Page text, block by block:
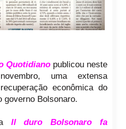
Quotidiano publicou neste
uma extensa
econômica do
governo Bolsonaro.
Il duro Bolsonaro fa